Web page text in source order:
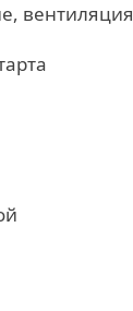
вентиляция